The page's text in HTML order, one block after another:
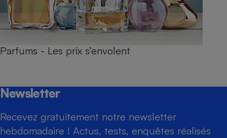
Parfums - Les prix s’envolent
Newsletter
Recevez gratuitement notre newsletter
hebdomadaire ! Actus, tests, enquêtes réalisés